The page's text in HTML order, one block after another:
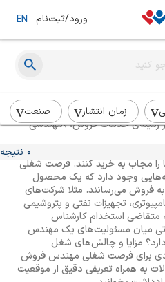
ورود/ثبت‌نام EN
زمان انتشار
صنعت
0 نتیجه
فروش
زمینه‌ی خدمات فروش، «مهندسی
به استخدام مهندس فروش نیاز
تکیه بر ویژگی‌های فنی محصولات با
را مجاب به خرید کنند. فرصت شغلی
وجود دارد که یک محصول
فروش می‌رسانند. مثلا شرکت‌های
تجهیزات نفتی و پتروشیمی
متقاضی استخدام کارشناس
میان مسئولیت‌های یک مهندس
مزایا و چالش‌های شغل
برای فرصت شغلی مهندس فروش
به همراه تعریفی دقیق از موقعیت